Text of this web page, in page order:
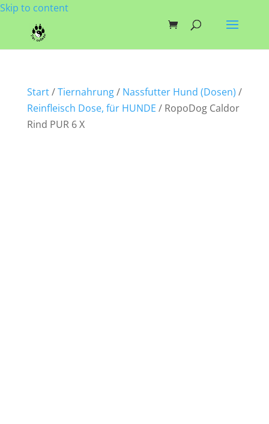
Skip to content
Start/Tiernahrung/ Nassfutter Hund (Dosen) /
Reinfleisch Dose, für HUNDE / RopoDog Caldor
Rind PUR 6 X